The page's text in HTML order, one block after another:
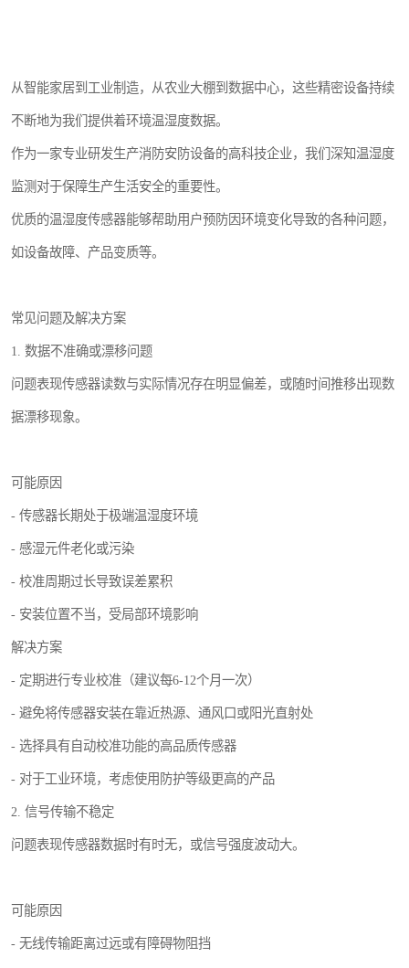
从智能家居到工业制造，从农业大棚到数据中心，这些精密设备持续
不断地为我们提供着环境温湿度数据。
作为一家专业研发生产消防安防设备的高科技企业，我们深知温湿度
监测对于保障生产生活安全的重要性。
优质的温湿度传感器能够帮助用户预防因环境变化导致的各种问题，
如设备故障、产品变质等。
常见问题及解决方案
1. 数据不准确或漂移问题
问题表现传感器读数与实际情况存在明显偏差，或随时间推移出现数
据漂移现象。
可能原因
- 传感器长期处于极端温湿度环境
- 感湿元件老化或污染
- 校准周期过长导致误差累积
- 安装位置不当，受局部环境影响
解决方案
- 定期进行专业校准（建议每6-12个月一次）
- 避免将传感器安装在靠近热源、通风口或阳光直射处
- 选择具有自动校准功能的高品质传感器
- 对于工业环境，考虑使用防护等级更高的产品
2. 信号传输不稳定
问题表现传感器数据时有时无，或信号强度波动大。
可能原因
- 无线传输距离过远或有障碍物阻挡